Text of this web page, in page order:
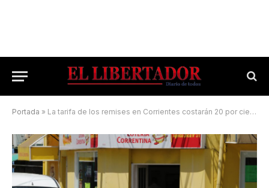
Portada » La tarifa de los remises en Corrientes costarán 20 por ciento más desde mañana